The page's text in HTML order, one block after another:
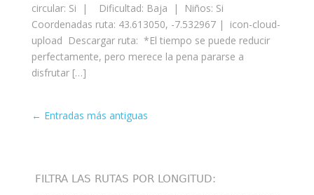
circular: Si | Dificultad: Baja | Niños: Si
Coordenadas ruta: 43.613050, -7.532967 | icon-cloud-
upload Descargar ruta: *El tiempo se puede reducir
perfectamente, pero merece la pena pararse a
disfrutar […]
Entrada
navegación
← Entradas más antiguas
FILTRA LAS RUTAS POR LONGITUD: